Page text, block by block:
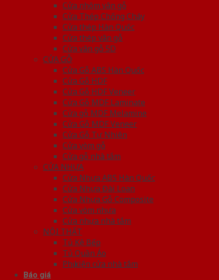
Cửa nhôm vân gỗ
Cửa Thép Chống Cháy
Cửa thép Hàn Quốc
Cửa thép vân gỗ
Cửa vân gỗ 5D
CỬA GỖ
Cửa Gỗ ABS Hàn Quốc
Cửa Gỗ HDF
Cửa Gỗ HDF Veneer
Cửa Gỗ MDF Laminate
Cửa gỗ MDF Melamine
Cửa Gỗ MDF Veneer
Cửa Gỗ Tự Nhiên
Cửa vòm gỗ
Cửa gỗ nhà tắm
CỬA NHỰA
Cửa Nhựa ABS Hàn Quốc
Cửa Nhựa Đài Loan
Cửa Nhựa Gỗ Composite
Cửa vòm nhựa
Cửa nhựa nhà tắm
NỘI THẤT
Tủ Kệ Bếp
Tủ Quần Áo
Phụ kiện cửa nhà tắm
Báo giá